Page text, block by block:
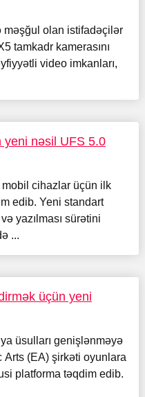
olan istifadəçilər
tamkadr kamerasını
video imkanları,
yeni nəsil UFS 5.0
cihazlar üçün ilk
edib. Yeni standart
yazılması sürətini
...
üçün yeni
üsulları genişlənməyə
Arts (EA) şirkəti oyunlara
platforma təqdim edib.